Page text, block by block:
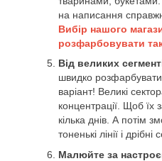
на написання
Вибір нашого
розфарбовувати
Від великих
швидко
варіант! Великі
концентрації. Щоб їх
кілька днів. А потім
тоненькі лінії і дрібні
Малюйте за